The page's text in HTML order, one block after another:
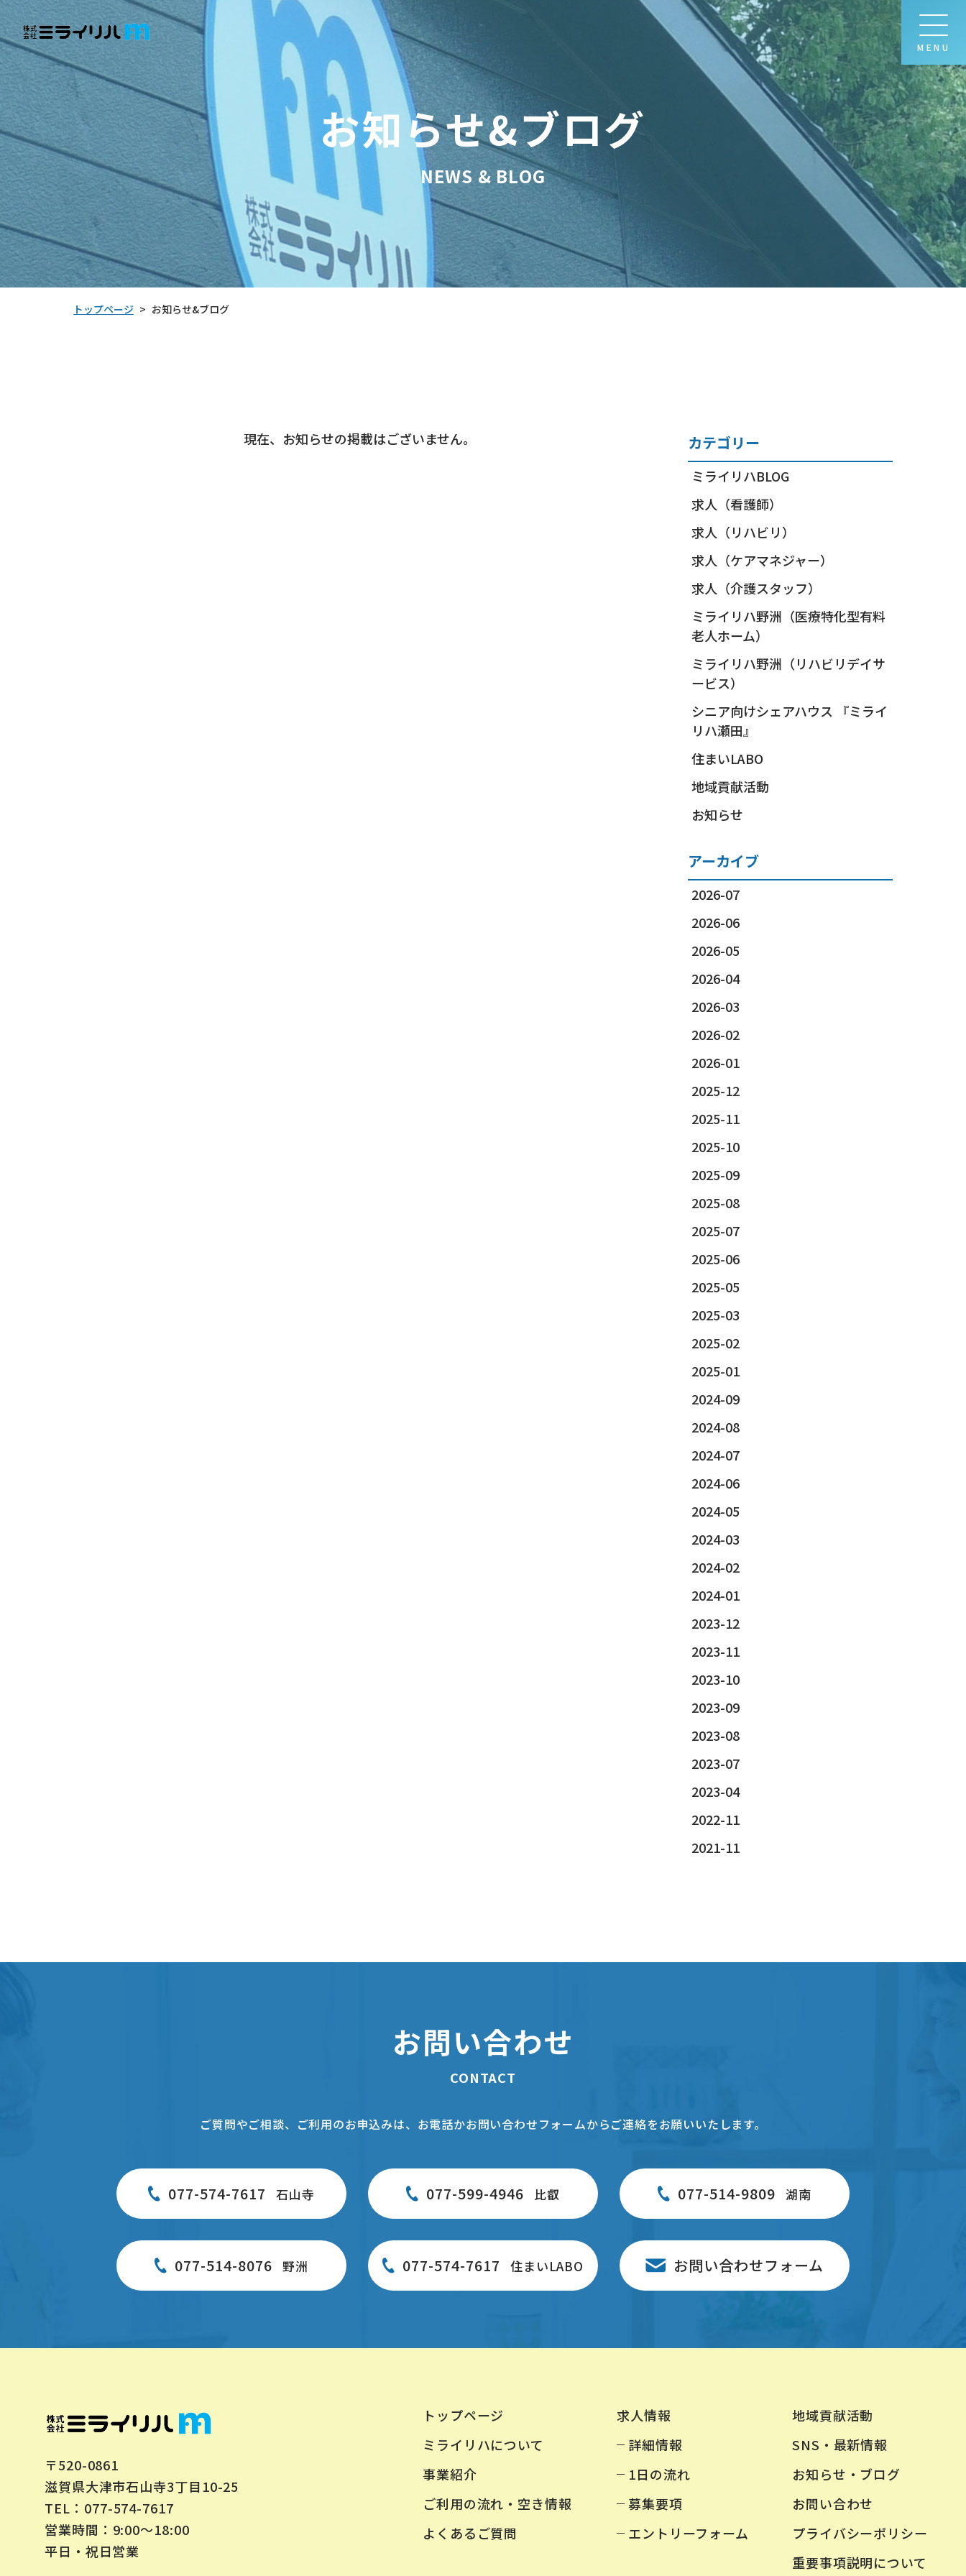
MENU
お知らせ&ブログ
NEWS & BLOG
トップページ > お知らせ&ブログ
現在、お知らせの掲載はございません。 カテゴリー
ミライリハBLOG
求人（看護師）
求人（リハビリ）
求人（ケアマネジャー）
求人（介護スタッフ）
ミライリハ野洲（医療特化型有料
老人ホーム）
ミライリハ野洲（リハビリデイサ
ービス）
シニア向けシェアハウス 『ミライ
リハ瀬田』
住まいLABO
地域貢献活動
お知らせ
アーカイブ
2026-07
2026-06
2026-05
2026-04
2026-03
2026-02
2026-01
2025-12
2025-11
2025-10
2025-09
2025-08
2025-07
2025-06
2025-05
2025-03
2025-02
2025-01
2024-09
2024-08
2024-07
2024-06
2024-05
2024-03
2024-02
2024-01
2023-12
2023-11
2023-10
2023-09
2023-08
2023-07
2023-04
2022-11
2021-11
お問い合わせ
CONTACT
ご質問やご相談、ご利用のお申込みは、お電話かお問い合わせフォームからご連絡をお願いいたします。
077-574-7617 石山寺 077-599-4946 比叡 077-514-9809 湖南
077-514-8076 野洲 077-574-7617 住まいLABO お問い合わせフォーム
〒520-0861
滋賀県大津市石山寺3丁目10-25
TEL： 077-574-7617
営業時間：9:00～18:00
平日・祝日営業
トップページ
ミライリハについて
事業紹介
ご利用の流れ・空き情報
よくあるご質問
求人情報
詳細情報
1日の流れ
募集要項
エントリーフォーム
地域貢献活動
SNS・最新情報
お知らせ・ブログ
お問い合わせ
プライバシーポリシー
重要事項説明について